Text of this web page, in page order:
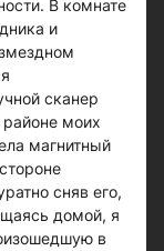
В комнате
и
сканер
моих
магнитный
сняв его,
домой, я
в